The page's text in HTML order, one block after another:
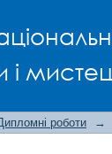
і
роботи →